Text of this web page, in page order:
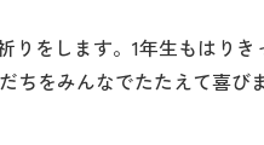
をします。1年生もはりき
をみんなでたたえて喜び